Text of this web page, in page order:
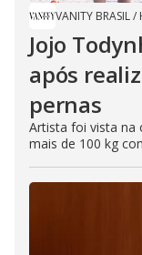
VANITY BRASIL/
Jojo
após
pernas
Artista foi vista na
mais de 100 kg